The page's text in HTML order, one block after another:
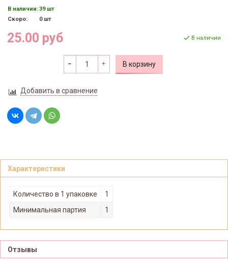
В наличии:39 шт
Скоро:
0 шт
25.00 руб В наличии
В корзину
Добавить в сравнение
Характеристики
Количество в 1 упаковке
1
Минимальная партия
1
Отзывы